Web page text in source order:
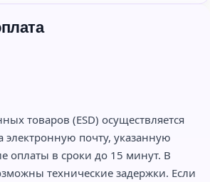
товаров (ESD) осуществляется
электронную почту, указанную
оплаты в сроки до 15 минут. В
технические задержки. Если